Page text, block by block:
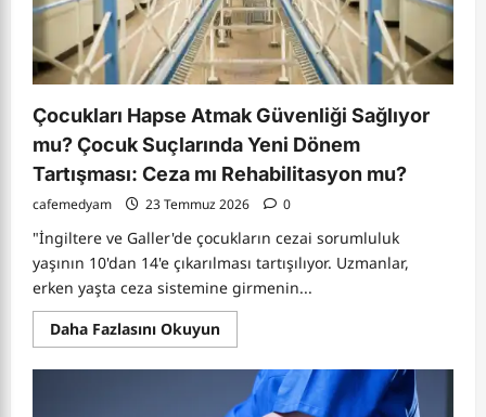
Çocukları Hapse Atmak Güvenliği Sağlıyor
mu? Çocuk Suçlarında Yeni Dönem
Tartışması: Ceza mı Rehabilitasyon mu?
cafemedyam 23 Temmuz 2026 0
"İngiltere ve Galler'de çocukların cezai sorumluluk
yaşının 10'dan 14'e çıkarılması tartışılıyor. Uzmanlar,
erken yaşta ceza sistemine girmenin...
Daha Fazlasını OkuyunRead
more
Çocukları
Hapse
Atmak